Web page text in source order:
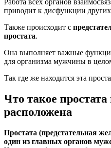
приводит к дисфункции
Также происходит с
простата.
Она выполняет важные
для организма мужчины в
Так где же находится эта
Что такое простата
расположена
Простата (предстательная
один из главных органов